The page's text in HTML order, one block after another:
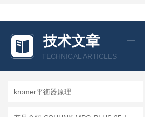
技术文章
TECHNICAL ARTICLES
kromer平衡器原理